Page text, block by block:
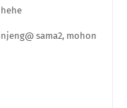
sama2, mohon